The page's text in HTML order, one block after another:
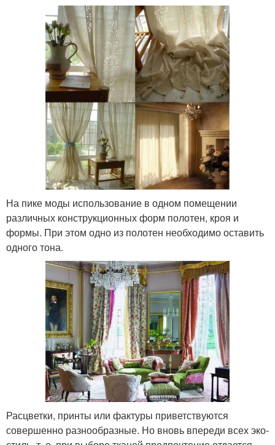
На пике моды использование в одном помещении
различных конструкционных форм полотен, кроя и
формы. При этом одно из полотен необходимо оставить
одного тона.
Расцветки, принты или фактуры приветствуются
совершенно разнообразные. Но вновь впереди всех эко-